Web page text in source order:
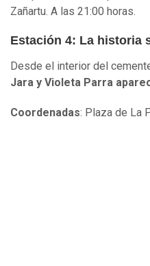
Zañartu. A las 21:00 horas.
Estación 4: La historia
Desde el interior del
Jara y Violeta Parra
Coordenadas: Plaza de La